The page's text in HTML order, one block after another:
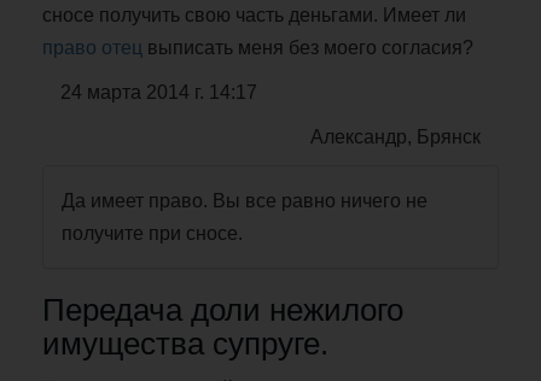
сносе получить свою часть деньгами. Имеет ли
право отец выписать меня без моего согласия?
24 марта 2014 г. 14:17
Александр, Брянск
Да имеет право. Вы все равно ничего не
получите при сносе.
Передача доли нежилого
имущества супруге.